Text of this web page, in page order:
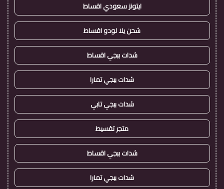
ايتونز سعودي اقساط
شحن يلا لودو اقساط
شدات ببجي اقساط
شدات ببجي تمارا
شدات ببجي تابي
متجر تقسيط
شدات ببجي اقساط
شدات ببجي تمارا